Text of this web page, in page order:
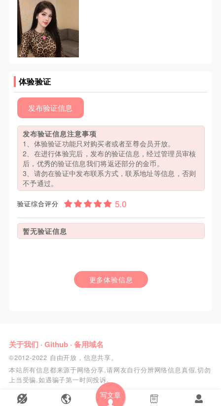
写文章
体验验证
发布验证信息
发布验证信息注意事项
1、体验验证功能只对购买者或者至尊会员开放。
2、在进行体验完后，发布的验证信息，经过管理员审核
后，优秀的验证信息我们将返还部分的金币。
3、请勿在验证中发布联系方式，联系地址等信息，否则
不予通过。
验证综合评分
暂无验证信息
更多体验信息
关于我们 · Github· 备用域名
©2012-2022 自由开放，信息共享。
本站所有信息都来源于网络分享,请网友自行分辨网络信息真假,切勿
上当受骗,如遇骗子第一时间投诉.